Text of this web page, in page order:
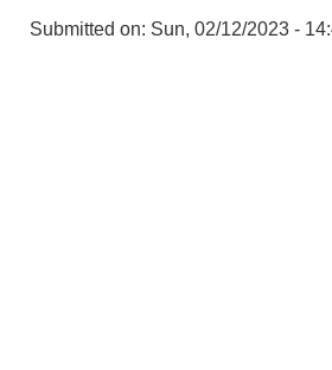
Submitted on: Sun, 02/12/2023 -